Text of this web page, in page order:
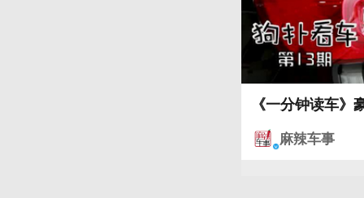
《一分钟读车
麻辣车事